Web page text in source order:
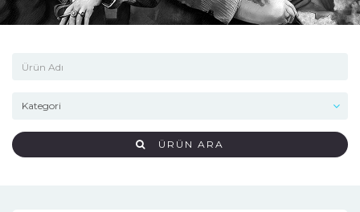
ÜRÜN ARA